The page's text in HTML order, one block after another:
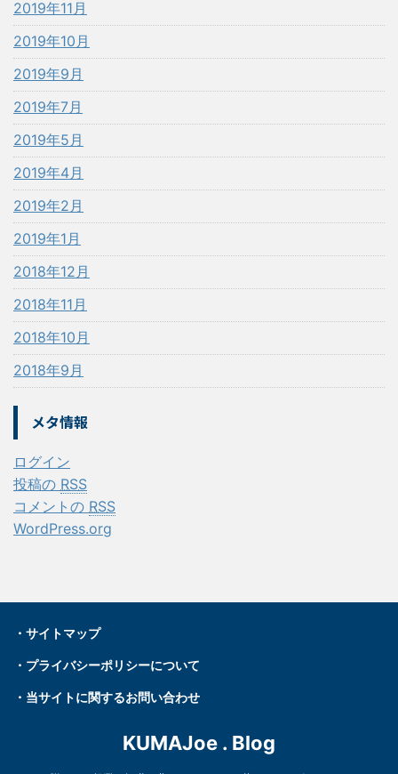
2019年11月
2019年10月
2019年9月
2019年7月
2019年5月
2019年4月
2019年2月
2019年1月
2018年12月
2018年11月
2018年10月
2018年9月
メタ情報
ログイン
投稿の RSS
コメントの RSS
WordPress.org
・ サイトマップ
・プライバシーポリシーについて
・ 当サイトに関するお問い合わせ
KUMAJoe . Blog